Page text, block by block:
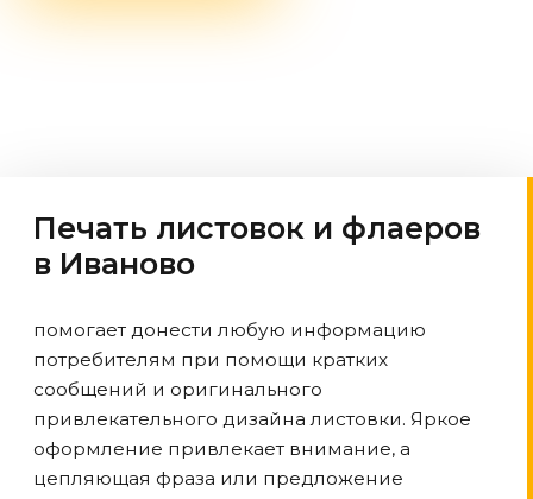
Печать листовок и флаеров
в Иваново
помогает донести любую информацию
потребителям при помощи кратких
сообщений и оригинального
привлекательного дизайна листовки. Яркое
оформление привлекает внимание, а
цепляющая фраза или предложение